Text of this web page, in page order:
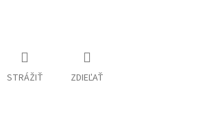
STRÁŽIŤ ZDIEĽAŤ